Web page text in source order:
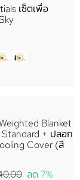
เซ็ตเพื่อ
Blanket
+ ปลอก
Cover (สี
ลด 7%